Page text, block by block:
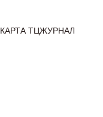
КАРТА ТЦЖУРНАЛ